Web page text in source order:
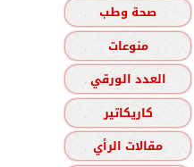
صحة وطب
منوعات
العدد الورقي
كاريكاتير
مقالات الرأي